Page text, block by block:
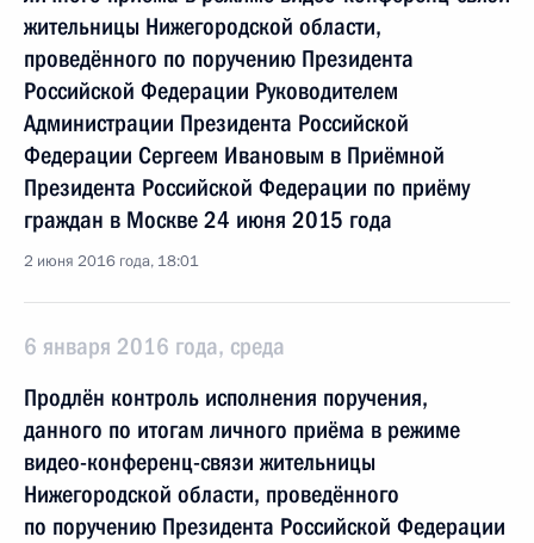
жительницы Нижегородской области,
проведённого по поручению Президента
Российской Федерации Руководителем
Администрации Президента Российской
Федерации Сергеем Ивановым в Приёмной
Президента Российской Федерации по приёму
граждан в Москве 24 июня 2015 года
2 июня 2016 года, 18:01
6 января 2016 года, среда
Продлён контроль исполнения поручения,
данного по итогам личного приёма в режиме
видео-конференц-связи жительницы
Нижегородской области, проведённого
по поручению Президента Российской Федерации